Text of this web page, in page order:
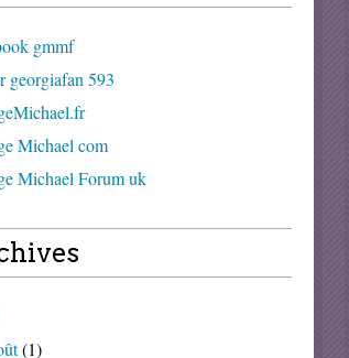
gmmf
georgiafan 593
Michael com
Michael Forum uk
(1)